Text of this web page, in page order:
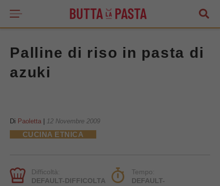
Palline di riso in pasta di
azuki
Di Paoletta 12 Novembre 2009
CUCINA ETNICA
Difficoltà:
DEFAULT-DIFFICOLTA
Tempo:
DEFAULT-